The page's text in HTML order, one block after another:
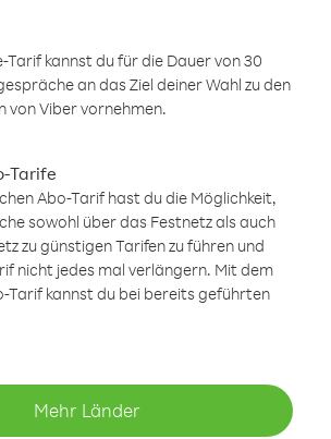
Tarif kannst du für die Dauer von 30
an das Ziel deiner Wahl zu den
von Viber vornehmen.
Tarife
Abo-Tarif hast du die Möglichkeit,
sowohl über das Festnetz als auch
zu günstigen Tarifen zu führen und
nicht jedes mal verlängern. Mit dem
Tarif kannst du bei bereits geführten
Mehr Länder